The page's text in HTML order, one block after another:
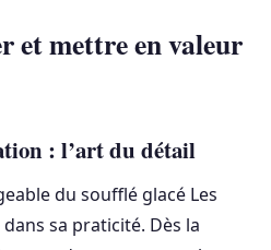
et mettre en valeur
: l’art du détail
du soufflé glacé Les
sa praticité. Dès la